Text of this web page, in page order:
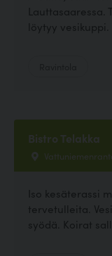
löytyy
Bistro Telakka
Iso kesäterassi
tervetulleita.
syödä. Koirat